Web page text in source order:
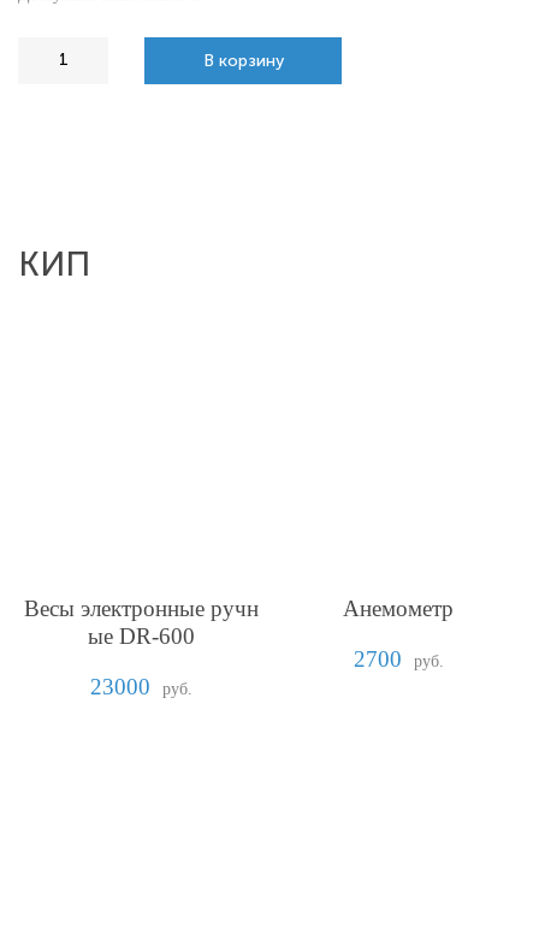
В корзину
КИП
Весы электронные ручн
ые DR-600
23000
руб.
Анемометр
2700
руб.